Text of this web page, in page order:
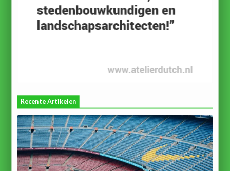
Recente Artikelen